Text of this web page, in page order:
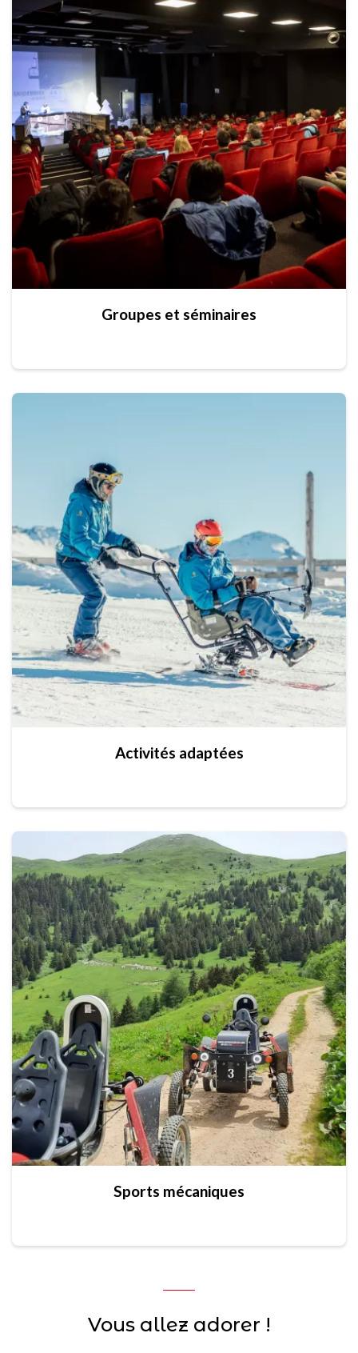
Groupes et séminaires
Activités adaptées
Sports mécaniques
Vous allez adorer !